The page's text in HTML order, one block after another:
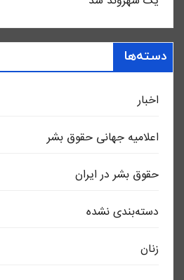
دسته‌ها
اخبار
اعلاميه جهانی حقوق بشر
حقوق بشر در ایران
دسته‌بندی نشده
زنان